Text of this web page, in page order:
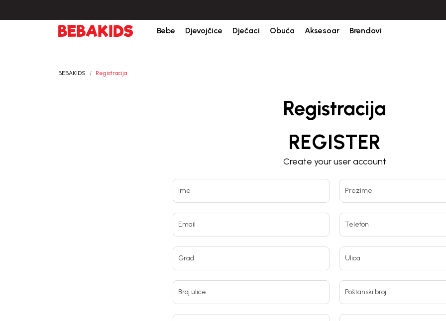
Bebe Djevojčice Dječaci Obuća Aksesoar Brendovi
BEBAKIDS Registracija
Registracija
REGISTER
Create your user account
Ime Prezime
Email Telefon
Grad Ulica
Broj ulice Poštanski broj